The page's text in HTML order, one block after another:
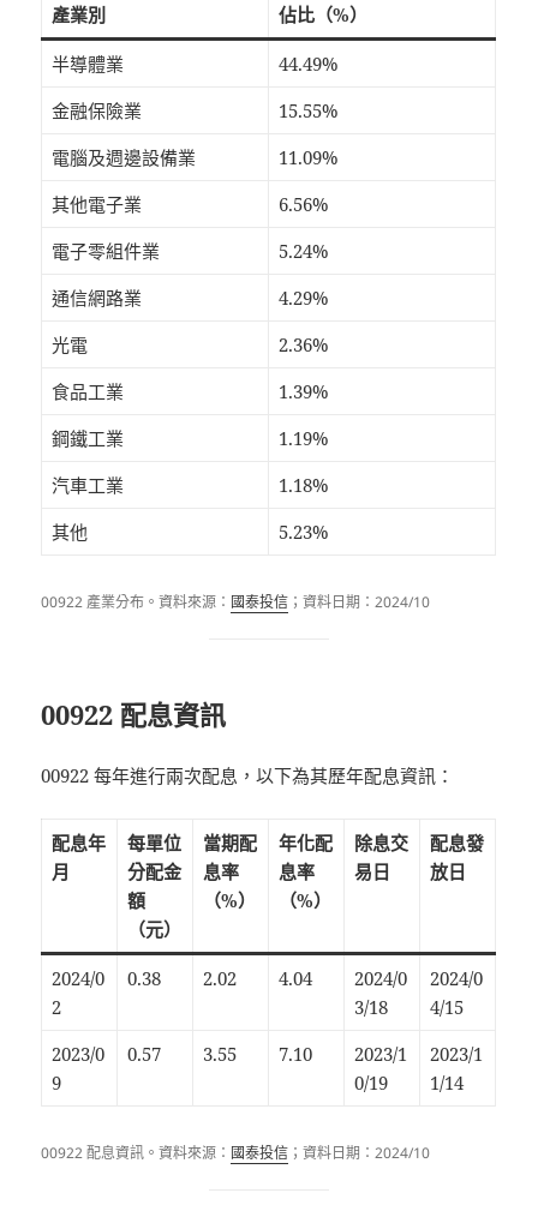
產業別 佔比（%）
半導體業
44.49%
金融保險業
15.55%
電腦及週邊設備業
11.09%
其他電子業
6.56%
電子零組件業
5.24%
通信網路業
4.29%
光電
2.36%
食品工業
1.39%
鋼鐵工業
1.19%
汽車工業
1.18%
其他
5.23%
00922 產業分布。資料來源： 國泰投信 ；資料日期：2024/10
00922 配息資訊
00922 每年進行兩次配息，以下為其歷年配息資訊：
配息年
月
每單位
分配金
額
（元）
當期配
息率
（%）
年化配
息率
（%）
除息交
易日
配息發
放日
2024/0
2
0.38 2.02 4.04
2024/0
3/18
2024/0
4/15
2023/0
9
0.57 3.55 7.10
2023/1
0/19
2023/1
1/14
00922 配息資訊。資料來源： 國泰投信 ；資料日期：2024/10